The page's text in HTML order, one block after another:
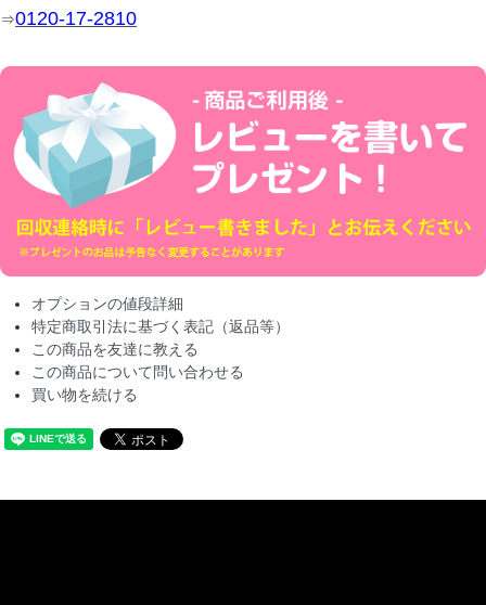
⇒0120-17-2810
オプションの値段詳細
特定商取引法に基づく表記（返品等）
この商品を友達に教える
この商品について問い合わせる
買い物を続ける